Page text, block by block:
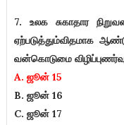
7. உலக சுகாதார
ஏற்படுத்தும்விதமாக
வன்கொடுமை
A. ஜூன் 15
B. ஜூன் 16
C. ஜூன் 17